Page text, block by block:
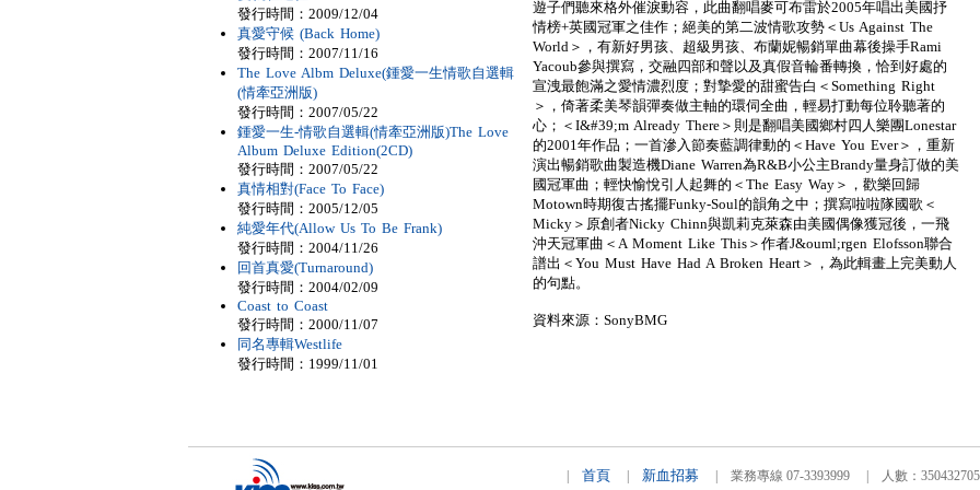
遊子們聽來格外催淚動容，此曲翻唱麥可布雷於2005年唱出美國抒
情榜+英國冠軍之佳作；絕美的第二波情歌攻勢＜Us Against The
World＞，有新好男孩、超級男孩、布蘭妮暢銷單曲幕後操手Rami
Yacoub參與撰寫，交融四部和聲以及真假音輪番轉換，恰到好處的
宣洩最飽滿之愛情濃烈度；對摯愛的甜蜜告白＜Something Right
＞，倚著柔美琴韻彈奏做主軸的環伺全曲，輕易打動每位聆聽著的
心；＜I&#39;m Already There＞則是翻唱美國鄉村四人樂團Lonestar
的2001年作品；一首滲入節奏藍調律動的＜Have You Ever＞，重新
演出暢銷歌曲製造機Diane Warren為R&B小公主Brandy量身訂做的美
國冠軍曲；輕快愉悅引人起舞的＜The Easy Way＞，歡樂回歸
Motown時期復古搖擺Funky-Soul的韻角之中；撰寫啦啦隊國歌＜
Micky＞原創者Nicky Chinn與凱莉克萊森由美國偶像獲冠後，一飛
沖天冠軍曲＜A Moment Like This＞作者J&ouml;rgen Elofsson聯合
譜出＜You Must Have Had A Broken Heart＞，為此輯畫上完美動人
的句點。
資料來源：SonyBMG
發行時間：2009/12/04
真愛守候 (Back Home)
發行時間：2007/11/16
The Love Albm Deluxe(鍾愛一生情歌自選輯
(情牽亞洲版)
發行時間：2007/05/22
鍾愛一生-情歌自選輯(情牽亞洲版)The Love
Album Deluxe Edition(2CD)
發行時間：2007/05/22
真情相對(Face To Face)
發行時間：2005/12/05
純愛年代(Allow Us To Be Frank)
發行時間：2004/11/26
回首真愛(Turnaround)
發行時間：2004/02/09
Coast to Coast
發行時間：2000/11/07
同名專輯Westlife
發行時間：1999/11/01
首頁 新血招募 | 業務專線 07-3393999 | 人數：